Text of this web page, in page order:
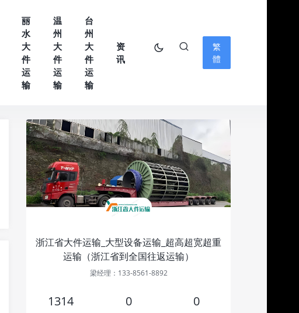
丽
水
大
件
运
输
温
州
大
件
运
输
台
州
大
件
运
输
资
讯
繁
體
浙江省大件运输_大型设备运输_超高超宽超重
运输（浙江省到全国往返运输）
梁经理：133-8561-8892
1314 0 0